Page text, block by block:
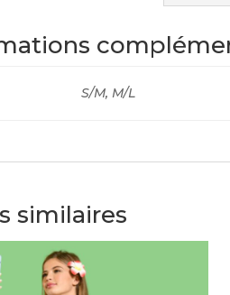
S/M, M/L
similaires